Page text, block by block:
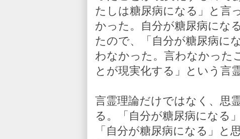
たしは糖尿病になる」と言
かった。自分が糖尿病にな
たので、「自分が糖尿病に
わなかった。言わなかった
とが現実化する」という言
言霊理論だけではなく、思
る。「自分が糖尿病になる
「自分が糖尿病になる」と